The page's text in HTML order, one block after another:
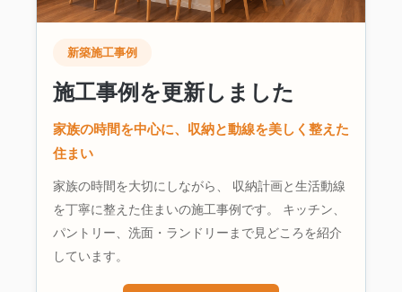
新築施工事例
施工事例を更新しました
家族の時間を中心に、収納と動線を美しく整えた
住まい
家族の時間を大切にしながら、 収納計画と生活動線
を丁寧に整えた住まいの施工事例です。 キッチン、
パントリー、洗面・ランドリーまで見どころを紹介
しています。